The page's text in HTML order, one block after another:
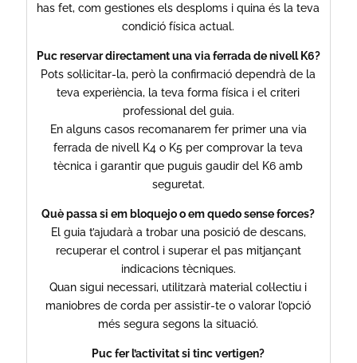
has fet, com gestiones els desploms i quina és la teva
condició física actual.
Puc reservar directament una via ferrada de nivell K6?
Pots sol·licitar-la, però la confirmació dependrà de la
teva experiència, la teva forma física i el criteri
professional del guia.
En alguns casos recomanarem fer primer una via
ferrada de nivell K4 o K5 per comprovar la teva
tècnica i garantir que puguis gaudir del K6 amb
seguretat.
Què passa si em bloquejo o em quedo sense forces?
El guia t’ajudarà a trobar una posició de descans,
recuperar el control i superar el pas mitjançant
indicacions tècniques.
Quan sigui necessari, utilitzarà material col·lectiu i
maniobres de corda per assistir-te o valorar l’opció
més segura segons la situació.
Puc fer l’activitat si tinc vertigen?